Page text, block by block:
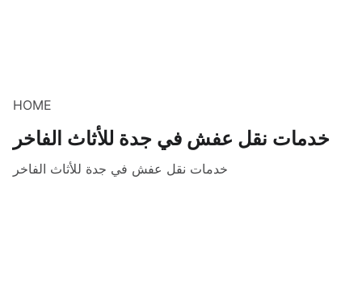
HOME
خدمات نقل عفش في جدة للأثاث الفاخر
خدمات نقل عفش في جدة للأثاث الفاخر